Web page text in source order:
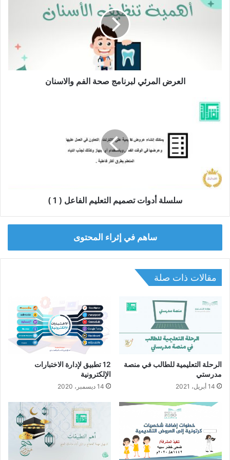
لبرنامج
العرض المرئي لبرنامج صحة الفم والاسنان
سلسلة
أدوات
تصميم
)
سلسلة أدوات تصميم التعليم الفاعل ( 1 )
ساهم في إثراء المحتوى
مقالات ذات صلة
الرحلة التعليمية للطالب في منصة
مدرستي
14 أبريل، 2021
12 تطبيق لإدارة الاختبارات
الإلكترونية
14 ديسمبر، 2020